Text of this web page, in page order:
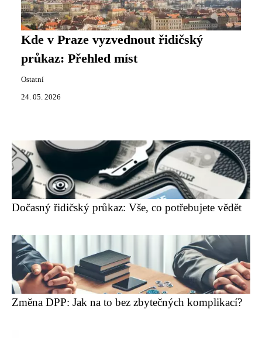
Kde v Praze vyzvednout řidičský
průkaz: Přehled míst
Ostatní
24. 05. 2026
Dočasný řidičský průkaz: Vše, co potřebujete vědět
Změna DPP: Jak na to bez zbytečných komplikací?